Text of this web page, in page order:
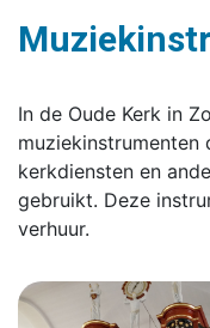
In de Oude Kerk in
muziekinstrumenten
kerkdiensten en
gebruikt. Deze
verhuur.